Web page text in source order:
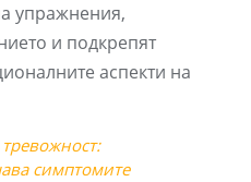
упражнения,
и подкрепят
аспекти на
симптомите